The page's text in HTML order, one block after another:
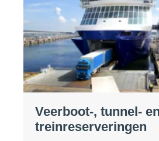
Veerboot-, tunnel- en
treinreserveringen